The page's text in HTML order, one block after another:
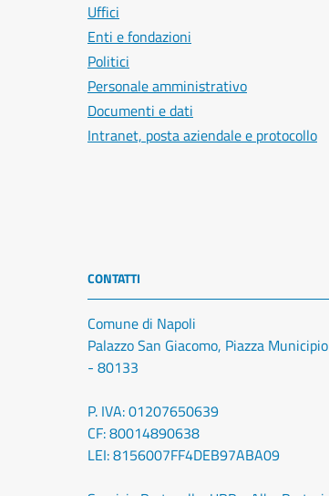
Uffici
Enti e fondazioni
Politici
Personale amministrativo
Documenti e dati
Intranet, posta aziendale e protocollo
CONTATTI
Comune di Napoli
Palazzo San Giacomo, Piazza Municipio
- 80133
P. IVA: 01207650639
CF: 80014890638
LEI: 8156007FF4DEB97ABA09